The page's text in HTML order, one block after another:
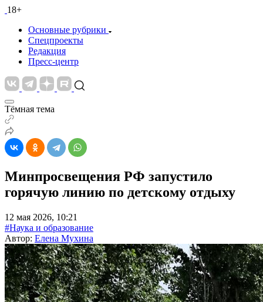
18+
Основные рубрики
Спецпроекты
Редакция
Пресс-центр
Тёмная тема
Минпросвещения РФ запустило
горячую линию по детскому отдыху
12 мая 2026, 10:21
#Наука и образование
Автор: Елена Мухина